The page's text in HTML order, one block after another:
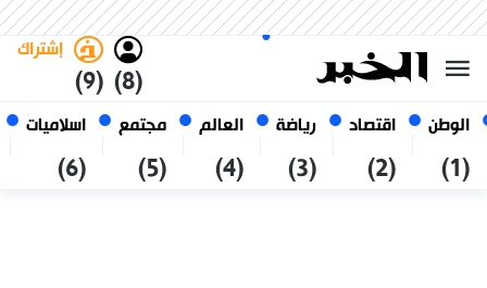
الوطن
(1)
اقتصاد
(2)
رياضة
(3)
العالم
(4)
مجتمع
(5)
اسلاميات
(6)
(8)
إشتراك
(9)
07 أغسطس 2026
الجزائر